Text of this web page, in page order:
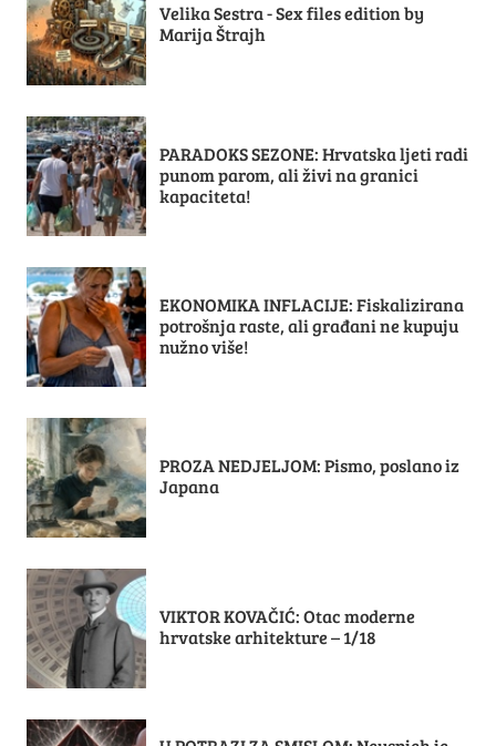
Velika Sestra - Sex files edition by
Marija Štrajh
PARADOKS SEZONE: Hrvatska ljeti radi
punom parom, ali živi na granici
kapaciteta!
EKONOMIKA INFLACIJE: Fiskalizirana
potrošnja raste, ali građani ne kupuju
nužno više!
PROZA NEDJELJOM: Pismo, poslano iz
Japana
VIKTOR KOVAČIĆ: Otac moderne
hrvatske arhitekture – 1/18